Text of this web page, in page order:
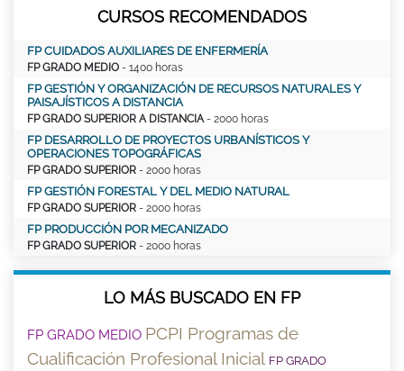
CURSOS RECOMENDADOS
FP CUIDADOS AUXILIARES DE ENFERMERÍA
FP GRADO MEDIO - 1400 horas
FP GESTIÓN Y ORGANIZACIÓN DE RECURSOS NATURALES Y
PAISAJÍSTICOS A DISTANCIA
FP GRADO SUPERIOR A DISTANCIA- 2000 horas
FP DESARROLLO DE PROYECTOS URBANÍSTICOS Y
OPERACIONES TOPOGRÁFICAS
FP GRADO SUPERIOR - 2000 horas
FP GESTIÓN FORESTAL Y DEL MEDIO NATURAL
FP GRADO SUPERIOR - 2000 horas
FP PRODUCCIÓN POR MECANIZADO
FP GRADO SUPERIOR - 2000 horas
LO MÁS BUSCADO EN FP
FP GRADO MEDIO PCPI Programas de
Cualificación Profesional Inicial FP GRADO